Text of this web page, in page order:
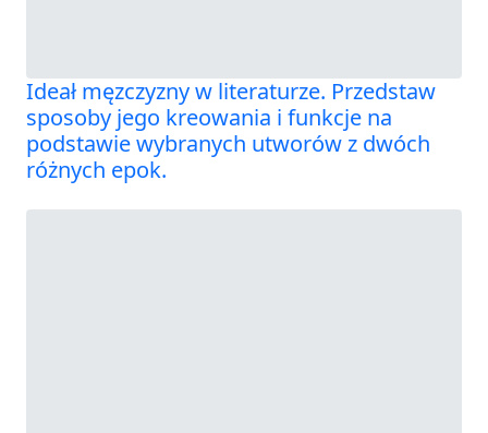
Ideał męzczyzny w literaturze. Przedstaw
sposoby jego kreowania i funkcje na
podstawie wybranych utworów z dwóch
różnych epok.